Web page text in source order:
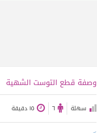
عرض الوصفة
وصفة قطع التوست الشهية
سهلة